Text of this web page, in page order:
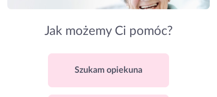
Jak możemy Ci pomóc?
Szukam opiekuna